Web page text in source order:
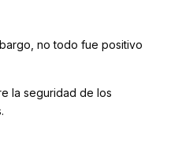
no todo fue positivo
la seguridad de los